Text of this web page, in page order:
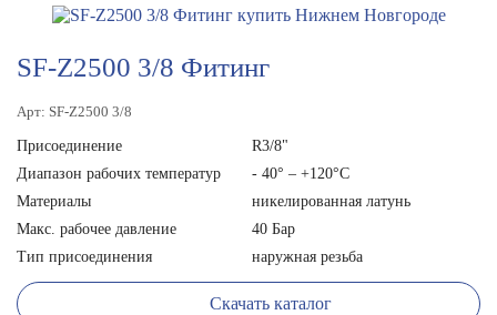
SF-Z2500 3/8 Фитинг
Арт: SF-Z2500 3/8
Присоединение
R3/8"
Диапазон рабочих температур
- 40° – +120°C
Материалы
никелированная латунь
Макс. рабочее давление
40 Бар
Тип присоединения
наружная резьба
Скачать каталог